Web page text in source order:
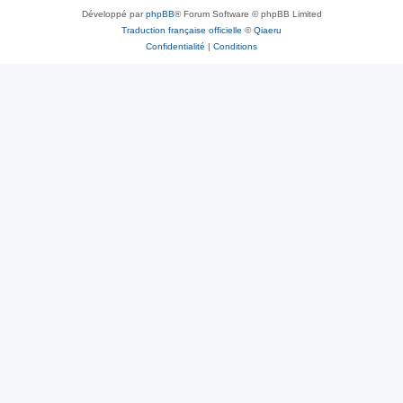
Développé parphpBB® Forum Software © phpBB Limited
Traduction française officielle ©Qiaeru
Confidentialité | Conditions